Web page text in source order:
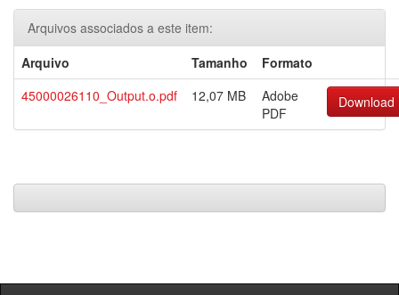
Arquivos associados a este item:
Arquivo
Tamanho
Formato
45000026110_Output.o.pdf
12,07 MB
Adobe
PDF
Download